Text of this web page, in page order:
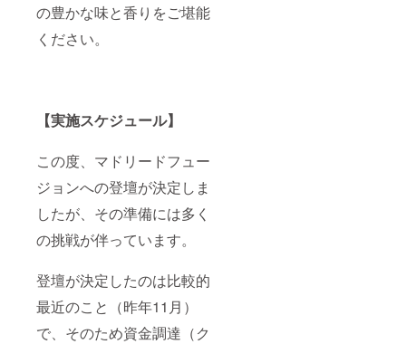
の豊かな味と香りをご堪能
ください。
【実施スケジュール】
この度、マドリードフュー
ジョンへの登壇が決定しま
したが、その準備には多く
の挑戦が伴っています。
登壇が決定したのは比較的
最近のこと（昨年11月）
で、そのため資金調達（ク